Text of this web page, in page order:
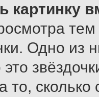
картинку
Одно из
то,